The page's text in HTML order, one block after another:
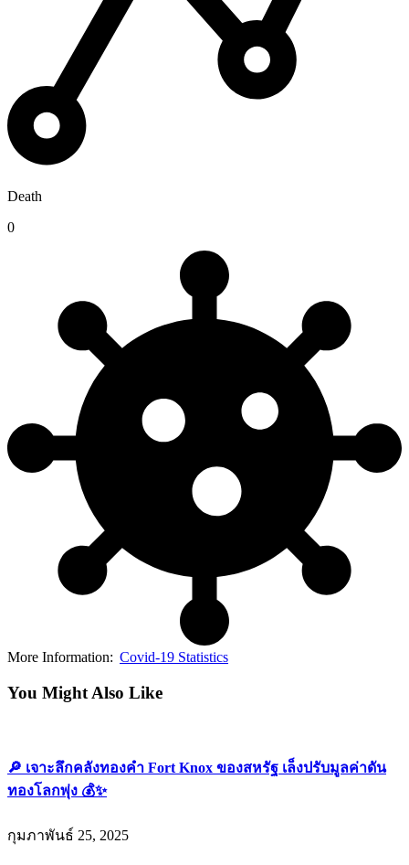
Death
0
More Information: Covid-19 Statistics
You Might Also Like
🔎 เจาะลึกคลังทองคำ Fort Knox ของสหรัฐ เล็งปรับมูลค่าดัน
ทองโลกพุ่ง 💰✨
กุมภาพันธ์ 25, 2025